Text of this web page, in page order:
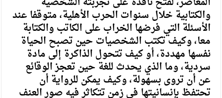
والكتابية خلال سنوات الحرب الأهلية، متوقفا عند
الأسئلة التي فرضها الخراب على الكاتب والكتابة
معا، وكيف تكتب الشخصيات حين تصبح الحياة
نفسها مهددة، أو كيف تتحول الذاكرة إلى مادة
سردية، وما الذي يحدث للغة حين تعجز الوقائع
عن أن تروى بسهولة، وكيف يمكن للرواية أن
تحتفظ بإنسانيتها في زمن تتكاثر فيه صور العنف